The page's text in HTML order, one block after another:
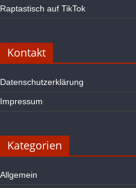
Raptastisch auf TikTok
Kontakt
Datenschutzerklärung
Impressum
Kategorien
Allgemein